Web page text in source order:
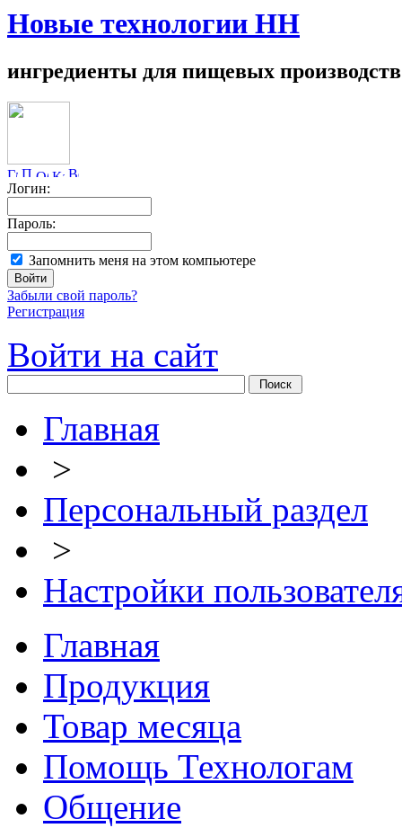
Новые технологии НН
ингредиенты для пищевых производств
Логин:
Пароль:
Запомнить меня на этом компьютере
Забыли свой пароль?
Регистрация
Войти на сайт
Главная
>
Персональный раздел
>
Настройки
Главная
Продукция
Товар месяца
Помощь Технологам
Общение